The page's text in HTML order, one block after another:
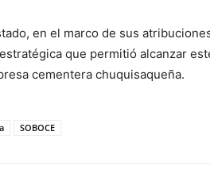
en el marco de sus
que permitió alcanzar
cementera chuquisaqueña.
SOBOCE